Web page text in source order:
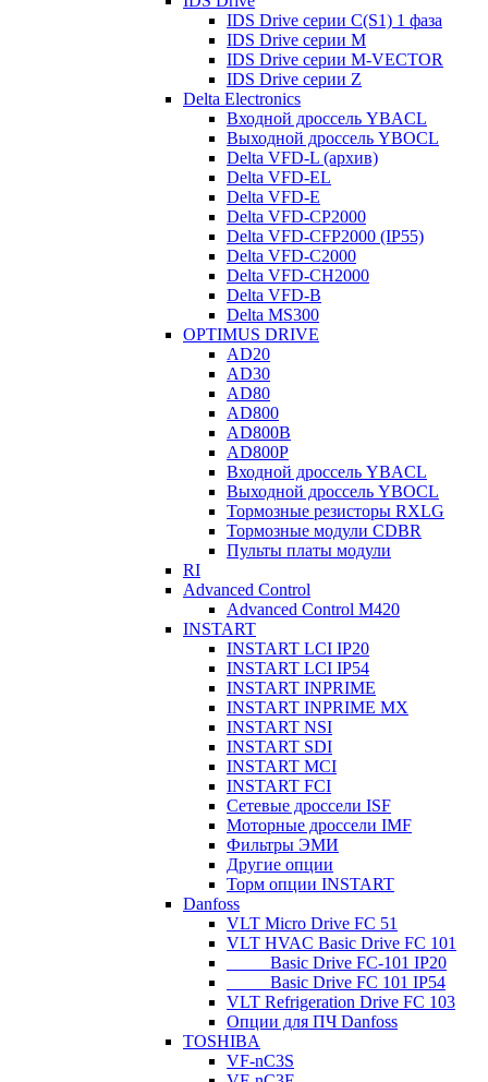
IDS Drive серии C(S1) 1 фаза
IDS Drive серии M
IDS Drive серии M-VECTOR
IDS Drive серии Z
Delta Electronics
Входной дроссель YBACL
Выходной дроссель YBOCL
Delta VFD-L (архив)
Delta VFD-EL
Delta VFD-E
Delta VFD-CP2000
Delta VFD-CFP2000 (IP55)
Delta VFD-C2000
Delta VFD-CH2000
Delta VFD-B
Delta MS300
OPTIMUS DRIVE
AD20
AD30
AD80
AD800
AD800B
AD800P
Входной дроссель YBACL
Выходной дроссель YBOCL
Тормозные резисторы RXLG
Тормозные модули CDBR
Пульты платы модули
RI
Advanced Control
Advanced Control M420
INSTART
INSTART LCI IP20
INSTART LCI IP54
INSTART INPRIME
INSTART INPRIME MX
INSTART NSI
INSTART SDI
INSTART MCI
INSTART FCI
Сетевые дроссели ISF
Моторные дроссели IMF
Фильтры ЭМИ
Другие опции
Торм опции INSTART
Danfoss
VLT Micro Drive FC 51
VLT HVAC Basic Drive FC 101
_____Basic Drive FC-101 IP20
_____Basic Drive FC 101 IP54
VLT Refrigeration Drive FC 103
Опции для ПЧ Danfoss
TOSHIBA
VF-nC3S